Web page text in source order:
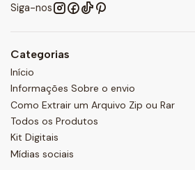
Siga-nos
Categorias
Início
Informações Sobre o envio
Como Extrair um Arquivo Zip ou Rar
Todos os Produtos
Kit Digitais
Mídias sociais